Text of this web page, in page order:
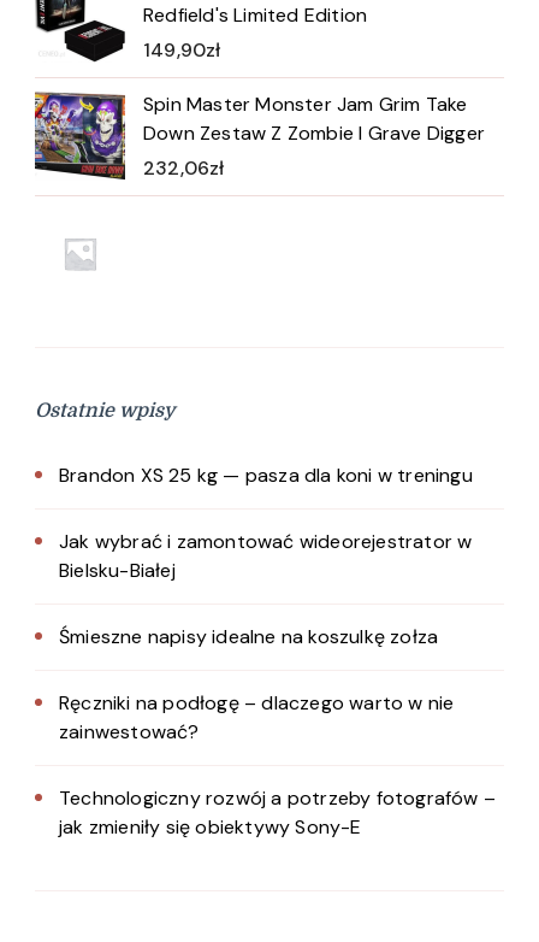
Redfield's Limited Edition
149,90zł
Spin Master Monster Jam Grim Take
Down Zestaw Z Zombie I Grave Digger
232,06zł
Ostatnie wpisy
Brandon XS 25 kg — pasza dla koni w treningu
Jak wybrać i zamontować wideorejestrator w
Bielsku-Białej
Śmieszne napisy idealne na koszulkę zołza
Ręczniki na podłogę – dlaczego warto w nie
zainwestować?
Technologiczny rozwój a potrzeby fotografów –
jak zmieniły się obiektywy Sony-E